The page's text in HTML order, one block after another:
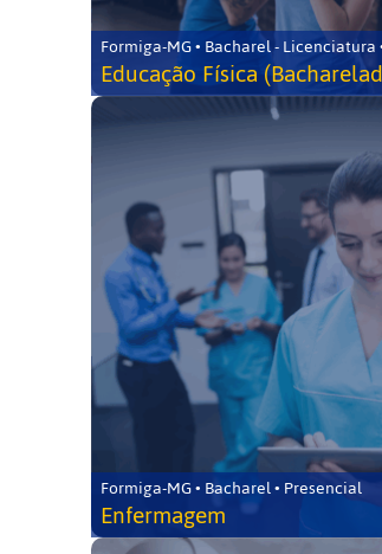
Formiga-MG • Bacharel - Licenciatura
Educação Física
Formiga-MG • Bacharel • Presencial
Enfermagem